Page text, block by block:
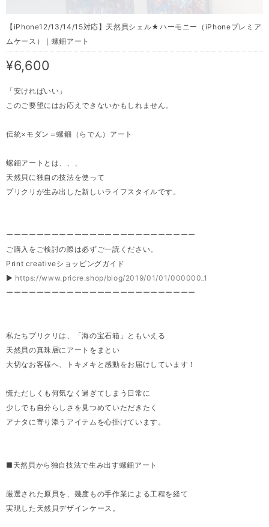
【iPhone12/13/14/15対応】天然貝シェル★ハーモニー（iPhoneプレミア
ムケース）｜螺鈿アート
¥6,600
「安ければいい」
このご要望にはお応えできないかもしれません。
伝統×モダン＝螺鈿（らでん）アート
螺鈿アートとは、、、
天然貝に独自の技法を使って
プリクリが生み出した新しいライフスタイルです。
ーーーーーーーーーーーーーーーーーーーーーーーーー
ご購入をご検討の際は必ずご一読ください。
Print creativeショッピングガイド
▶ https://www.pricre.shop/blog/2019/01/01/000000_1
ーーーーーーーーーーーーーーーーーーーーーーーーー
私たちプリクリは、「海の宝石箱」ともいえる
天然貝の真珠層にアートをまとい
大切なお客様へ、トキメキと感動をお届けしています！
慌ただしくも何気なく過ぎてしまう日常に
少しでも自分らしさを見つめていただきたく
アナタに寄り添うアイテムを心掛けています。
■天然貝から独自技法で生み出す螺鈿アート
厳選された原貝を、幾度もの手作業による工程を経て
実現した天然貝デザインケース。